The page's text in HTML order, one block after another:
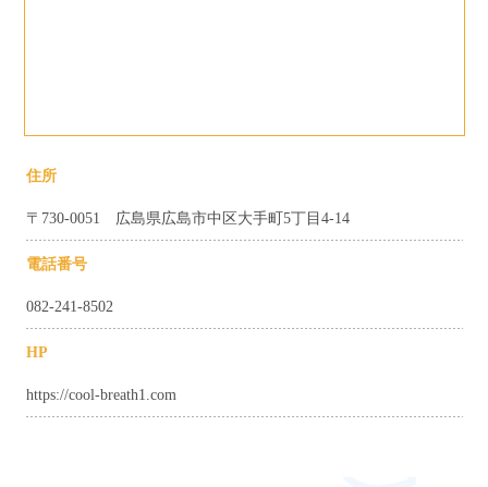
住所
〒730-0051 広島県広島市中区大手町5丁目4-14
電話番号
082-241-8502
HP
https://cool-breath1.com